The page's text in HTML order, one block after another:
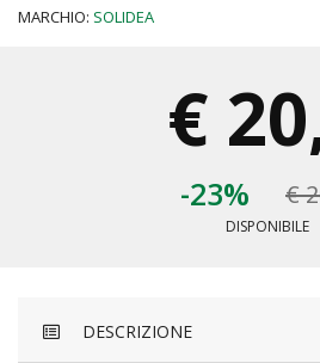
MARCHIO: SOLIDEA
€
-23% €
DISPONIBILE
DESCRIZIONE